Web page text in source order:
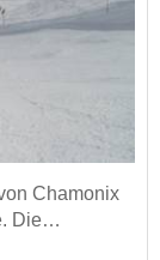
Chamonix
Die…